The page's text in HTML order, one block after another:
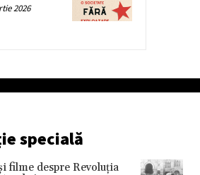
2026
specială
filme despre Revoluţia